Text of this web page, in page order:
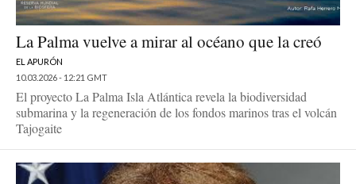
La Palma vuelve a mirar al océano que la creó
EL APURÓN
10.03.2026 - 12:21 GMT
El proyecto La Palma Isla Atlántica revela la biodiversidad
submarina y la regeneración de los fondos marinos tras el volcán
Tajogaite